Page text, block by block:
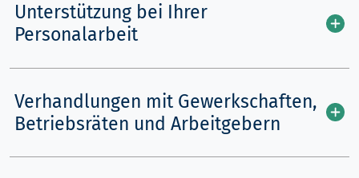
Unterstützung bei Ihrer
Personalarbeit
Verhandlungen mit Gewerkschaften,
Betriebsräten und Arbeitgebern